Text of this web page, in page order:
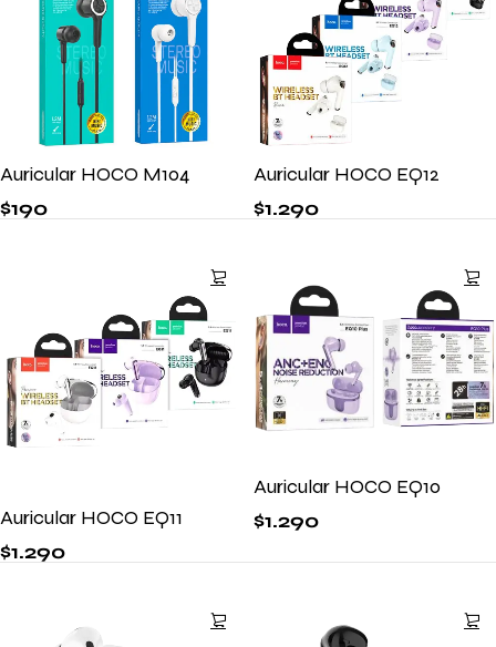
Auricular HOCO M104
$190
Auricular HOCO EQ12
$1.290
Auricular HOCO EQ11
$1.290
Auricular HOCO EQ10
$1.290